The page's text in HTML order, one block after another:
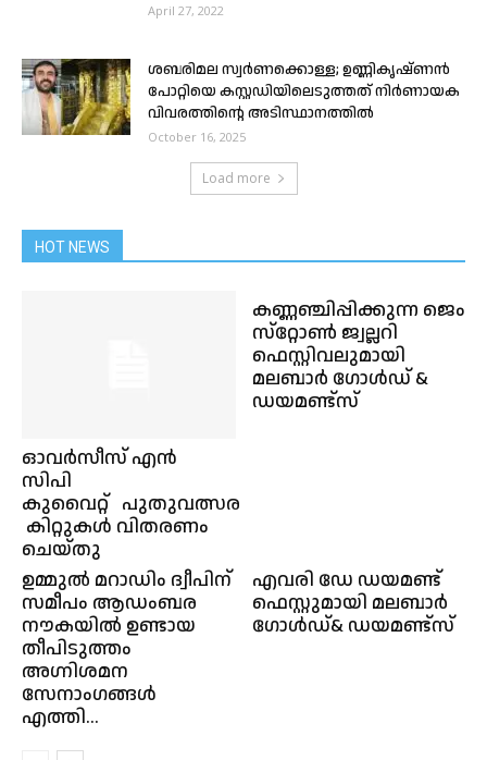
April 27, 2022
ശബരിമല സ്വർണക്കൊള്ള; ഉണ്ണികൃഷ്ണൻ
പോറ്റിയെ കസ്റ്റഡിയിലെടുത്തത് നിർണായക
വിവരത്തിന്റെ അടിസ്ഥാനത്തിൽ
October 16, 2025
Load more
HOT NEWS
ഓവർസീസ് എൻ
സിപി
കുവൈറ്റ് പുതുവത്സര
കിറ്റുകൾ വിതരണം
ചെയ്തു
കണ്ണഞ്ചിപ്പിക്കുന്ന ജെം
സ്‌റ്റോണ്‍ ജ്വല്ലറി
ഫെസ്റ്റിവലുമായി
മലബാര്‍ ഗോള്‍ഡ് &
ഡയമണ്ട്‌സ്
ഉമ്മുൽ മറാഡിം ദ്വീപിന്
സമീപം ആഡംബര
നൗകയിൽ ഉണ്ടായ
തീപിടുത്തം
അഗ്നിശമന
സേനാംഗങ്ങൾ
എത്തി...
എവരി ഡേ ഡയമണ്ട്
ഫെസ്റ്റുമായി മലബാര്‍
ഗോള്‍ഡ്& ഡയമണ്ട്സ്